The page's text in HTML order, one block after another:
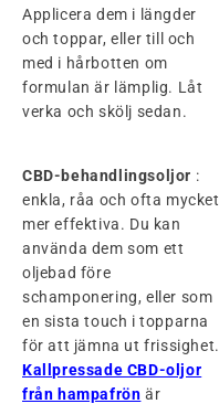
Applicera dem i längder
och toppar, eller till och
med i hårbotten om
formulan är lämplig. Låt
verka och skölj sedan.
CBD-behandlingsoljor :
enkla, råa och ofta mycket
mer effektiva. Du kan
använda dem som ett
oljebad före
schamponering, eller som
en sista touch i topparna
för att jämna ut frissighet.
Kallpressade CBD-oljor
från hampafrön är